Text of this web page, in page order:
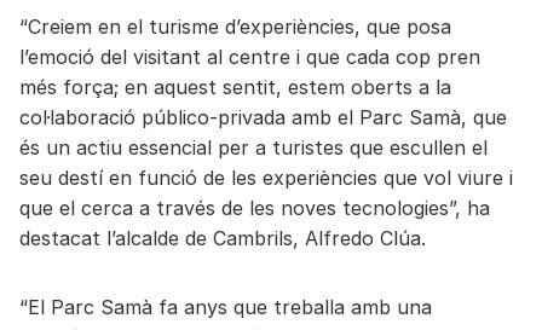
“Creiem en el turisme d’experiències, que posa
l’emoció del visitant al centre i que cada cop pren
més força; en aquest sentit, estem oberts a la
col·laboració público-privada amb el Parc Samà, que
és un actiu essencial per a turistes que escullen el
seu destí en funció de les experiències que vol viure i
que el cerca a través de les noves tecnologies”, ha
destacat l’alcalde de Cambrils, Alfredo Clúa.
“El Parc Samà fa anys que treballa amb una